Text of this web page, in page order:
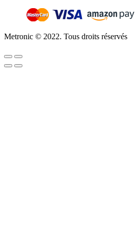
Metronic © 2022. Tous droits réservés